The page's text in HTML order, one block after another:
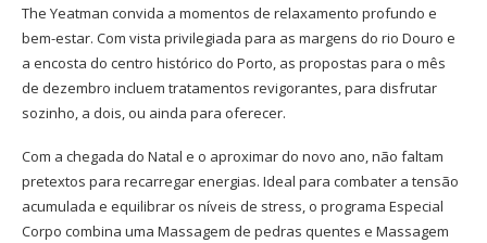
The Yeatman convida a momentos de relaxamento profundo e
bem-estar. Com vista privilegiada para as margens do rio Douro e
a encosta do centro histórico do Porto, as propostas para o mês
de dezembro incluem tratamentos revigorantes, para disfrutar
sozinho, a dois, ou ainda para oferecer.
Com a chegada do Natal e o aproximar do novo ano, não faltam
pretextos para recarregar energias. Ideal para combater a tensão
acumulada e equilibrar os níveis de stress, o programa Especial
Corpo combina uma Massagem de pedras quentes e Massagem